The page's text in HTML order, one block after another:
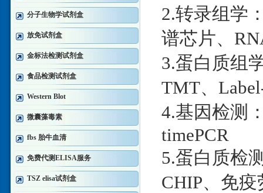
分子生物学试剂盒
放免试剂盒
金标法检测试剂盒
食品检测试剂盒
Western Blot
微囊藻毒素
fbs 胎牛血清
免费代测ELISA服务
TSZ elisa试剂盒
2.转录组学
谱芯片、
3.蛋白质组
TMT、
4.基因检测
timePCR
5.蛋白质检
CHIP、免